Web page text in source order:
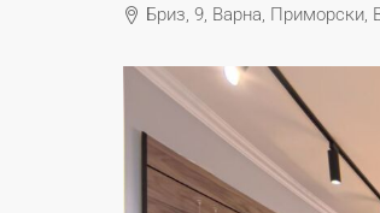
Бриз, 9, Варна, Приморски,